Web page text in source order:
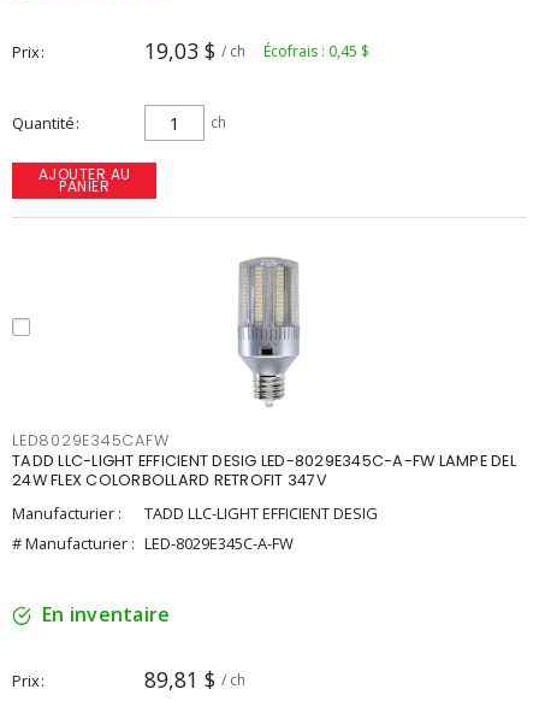
Prix 19,03 $ / ch Écofrais : 0,45 $
Quantité ch
AJOUTER AU
PANIER
LED8029E345CAFW
TADD LLC-LIGHT EFFICIENT DESIG LED-8029E345C-A-FW LAMPE DEL
24W FLEX COLORBOLLARD RETROFIT 347V
Manufacturier :
TADD LLC-LIGHT EFFICIENT DESIG
# Manufacturier : LED-8029E345C-A-FW
En inventaire
Prix 89,81 $ / ch